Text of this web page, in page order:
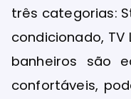
três categorias:
condicionado,
banheiros são
confortáveis,